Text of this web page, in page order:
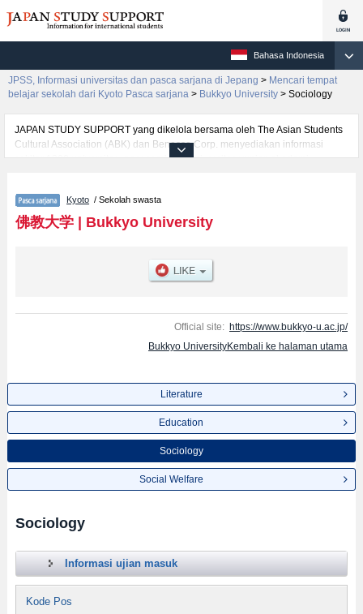
Bahasa Indonesia
JPSS, Informasi universitas dan pasca sarjana di Jepang > Mencari tempat
belajar sekolah dari Kyoto Pasca sarjana > Bukkyo University > Sociology
JAPAN STUDY SUPPORT yang dikelola bersama oleh The Asian Students
Cultural Association (ABK) dan Benesse Corp. menyediakan informasi
sekitar 1300 universitas, pascasarjana, universitas yunior, akademi
per jurusan riset seperti %% research %%, serta berbagai informasi yang
berguna bagi mahasiswa(i) mancanegara seperti kuota untuk jumlah
pendaftar dan jumlah kelulusan ujian masuk mahasiswa(i) mancanegara,
lainnya. Silakan memanfaatkannya.
Kyoto / Sekolah swasta
佛教大学| Bukkyo University
Official site: https://www.bukkyo-u.ac.jp/
Bukkyo UniversityKembali ke halaman utama
Literature
Education
Sociology
Social Welfare
Sociology
Informasi ujian masuk
Kode Pos